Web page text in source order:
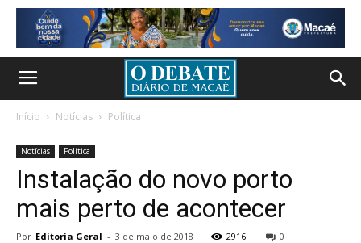
Início Notícias Política
Notícias Política
Instalação do novo porto
mais perto de acontecer
Por Editoria Geral - 3 de maio de 2018 2916 0